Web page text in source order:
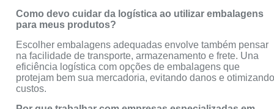
Como devo cuidar da logística ao utilizar embalagens
para meus produtos?
Escolher embalagens adequadas envolve também pensar
na facilidade de transporte, armazenamento e frete. Una
eficiência logística com opções de embalagens que
protejam bem sua mercadoria, evitando danos e
custos.